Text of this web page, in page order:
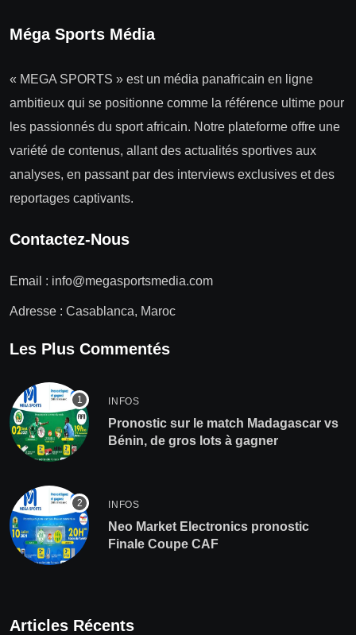
Méga Sports Média
« MEGA SPORTS » est un média panafricain en ligne
ambitieux qui se positionne comme la référence ultime pour
les passionnés du sport africain. Notre plateforme offre une
variété de contenus, allant des actualités sportives aux
analyses, en passant par des interviews exclusives et des
reportages captivants.
Contactez-Nous
Email : info@megasportsmedia.com
Adresse : Casablanca, Maroc
Les Plus Commentés
INFOS
Pronostic sur le match Madagascar vs
Bénin, de gros lots à gagner
INFOS
Neo Market Electronics pronostic
Finale Coupe CAF
Articles Récents